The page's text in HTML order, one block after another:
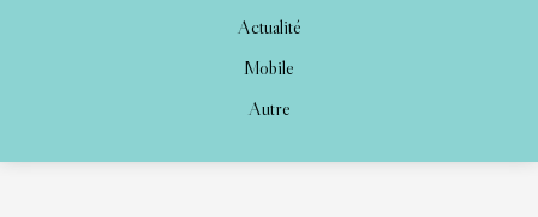
Actualité
Mobile
Autre